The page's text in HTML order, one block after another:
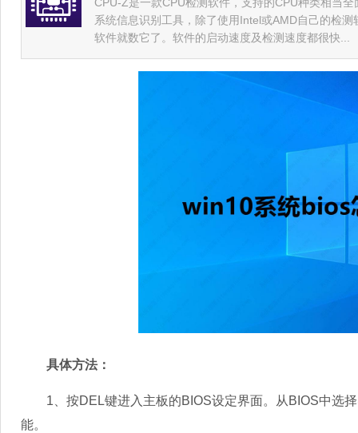
系统信息识别工具，除了使用Intel或AMD自己的检
软件就数它了。软件的启动速度及检测速度都很快...
具体方法：
1、按DEL键进入主板的BIOS设定界面。从BIOS中选择
能。